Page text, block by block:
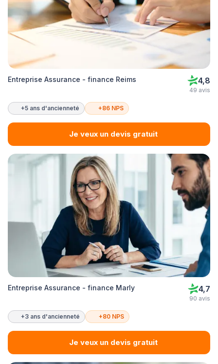
Entreprise Assurance - finance Reims 4,8
49 avis
+5 ans d'ancienneté +86 NPS
Je veux un devis gratuit
Entreprise Assurance - finance Marly 4,7
90 avis
+3 ans d'ancienneté +80 NPS
Je veux un devis gratuit